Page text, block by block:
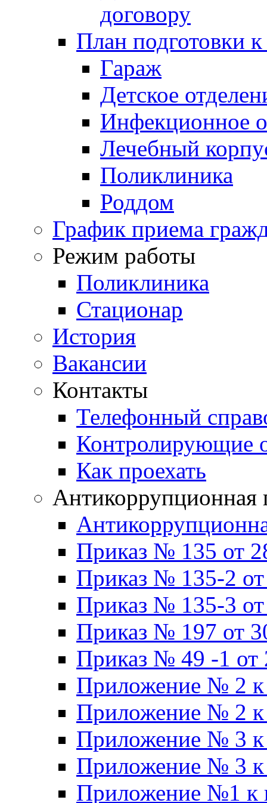
договору
План подготовки
Гараж
Детское
Инфекционное
Лечебный
Поликлиника
Роддом
График приема
Режим работы
Поликлиника
Стационар
История
Вакансии
Контакты
Телефонный
Контролирующие
Как проехать
Антикоррупционная
Приказ № 135 от
Приказ № 135-2
Приказ № 135-3
Приказ № 197 от
Приказ № 49 -1 от
Приложение № 2 к
Приложение № 2 к
Приложение № 3 к
Приложение № 3 к
Приложение №1 к